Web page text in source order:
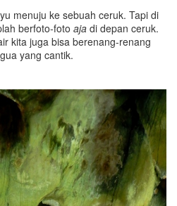
menuju ke sebuah ceruk. Tapi di
berfoto-foto aja di depan ceruk.
kita juga bisa berenang-renang
yang cantik.